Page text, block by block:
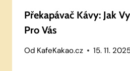
Překapávač Kávy: Jak
Pro Vás
Od KafeKakao.cz 15. 11.